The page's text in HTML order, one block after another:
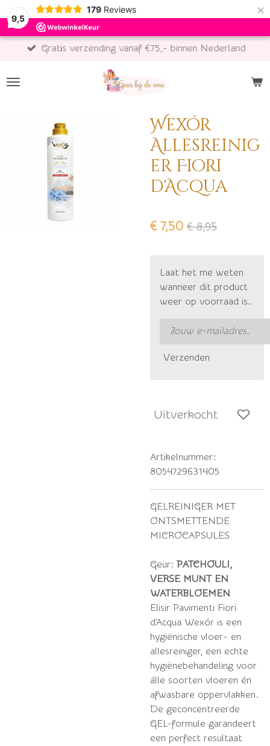
9,5
179 Reviews ×
Gratis verzending vanaf €75,- binnen Nederland
Wexór
Allesreinig
er Fiori
d'Acqua
€ 7,50 € 8,95
Laat het me weten
wanneer dit product
weer op voorraad is.
Verzenden
Uitverkocht
Artikelnummer:
8054729631405
GELREINIGER MET
ONTSMETTENDE
MICROCAPSULES
Geur: PATCHOULI,
VERSE MUNT EN
WATERBLOEMEN
Elisir Pavimenti Fiori
d'Acqua Wexór is een
hygiënische vloer- en
allesreiniger, een echte
hygiënebehandeling voor
álle soorten vloeren én
afwasbare oppervlakken.
De geconcentreerde
GEL-formule garandeert
een perfect resultaat